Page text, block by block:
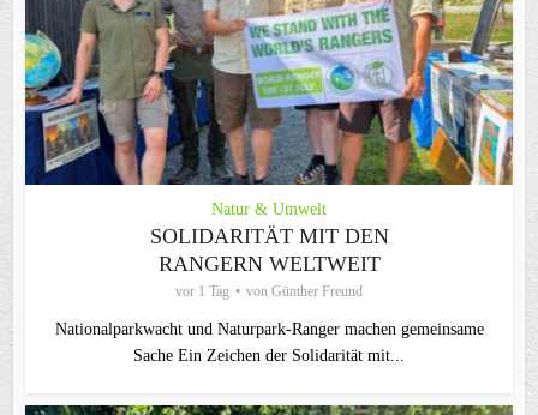
Natur & Umwelt
SOLIDARITÄT MIT DEN
RANGERN WELTWEIT
vor 1 Tag von Günther Freund
Nationalparkwacht und Naturpark-Ranger machen gemeinsame
Sache Ein Zeichen der Solidarität mit...